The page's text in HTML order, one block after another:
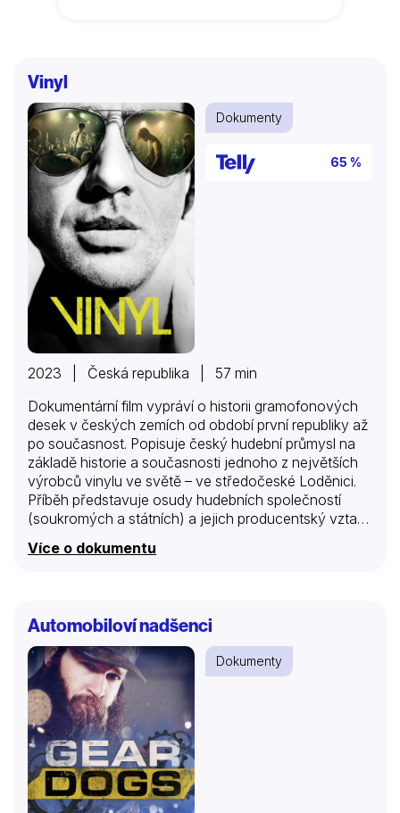
Vinyl
Dokumenty
65 %
2023 | Česká republika | 57 min
Dokumentární film vypráví o historii gramofonových
desek v českých zemích od období první republiky až
po současnost. Popisuje český hudební průmysl na
základě historie a současnosti jednoho z největších
výrobců vinylu ve světě – ve středočeské Loděnici.
Příběh představuje osudy hudebních společností
(soukromých a státních) a jejich producentský vztah
producentství, ukazuje vývoj studiového nahrávání
epochy minulosti – 30. a 60. léta – a na současnost.
Pro období první republiky vedle představení
vydavatelství jako Ultraphon, Esta je zásadní popsání
činnosti hudebníka a vydavatele R. A. Dvorského.
Prostřednictvím unikátních dobových archivů a
výpovědi odborníků představuje…
Více o dokumentu
Automobiloví nadšenci
Dokumenty